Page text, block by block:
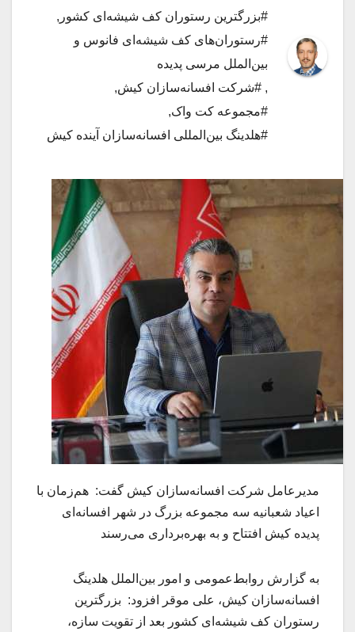
#بزرگترین رستوران کف شیشه‌ای کشور ,
#رستوران‌های کف شیشه‌ای فانوس و
بین‌الملل مرسی پدیده
, #شرکت افسانه‌سازان کیش,
#مجموعه کت واک,
#هلدینگ بین‌المللی افسانه‌سازان آینده کیش
مدیرعامل شرکت افسانه‌سازان کیش گفت: هم‌زمان با
اعیاد شعبانیه سه مجموعه بزرگ در شهر افسانه‌ای
پدیده کیش افتتاح و به بهره‌برداری می‌رسند
به گزارش روابط‌عمومی و امور بین‌الملل هلدینگ
افسانه‌سازان کیش، علی موقر افزود: بزرگترین
رستوران کف شیشه‌ای کشور بعد از تقویت سازه،